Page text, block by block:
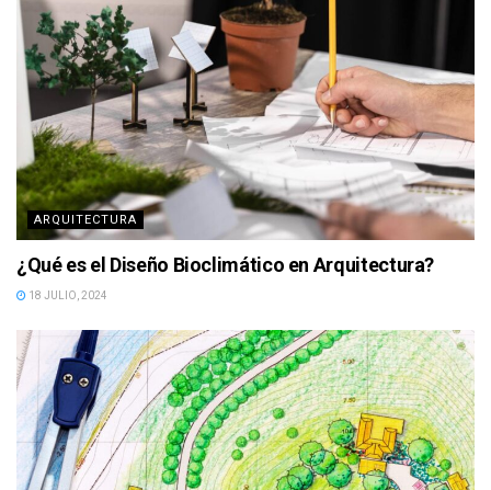
ARQUITECTURA
¿Qué es el Diseño Bioclimático en Arquitectura?
18 JULIO, 2024